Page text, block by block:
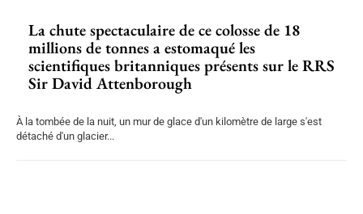
La chute spectaculaire de ce colosse de 18
millions de tonnes a estomaqué les
scientifiques britanniques présents sur le RRS
Sir David Attenborough
À la tombée de la nuit, un mur de glace d'un kilomètre de large s'est
détaché d'un glacier...